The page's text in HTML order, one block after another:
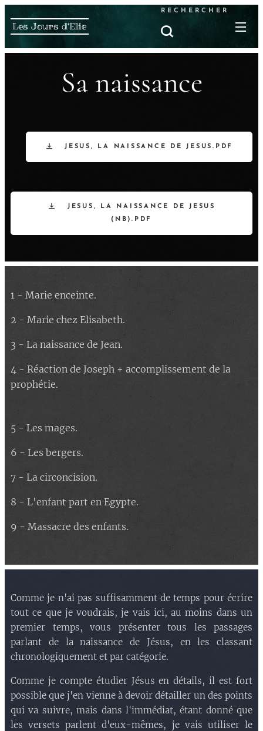
Les Jours d'Elie
RECHERCHER
Sa naissance
JESUS, LA NAISSANCE DE JESUS.PDF
JESUS, LA NAISSANCE DE JESUS
(NB).PDF
1 - Marie enceinte.
2 - Marie chez Elisabeth.
3 - La naissance de Jean.
4 - Réaction de Joseph + accomplissement de la
prophétie.
5 - Les mages.
6 - Les bergers.
7 - La circoncision.
8 - L'enfant part en Egypte.
9 - Massacre des enfants.
Comme je n'ai pas suffisamment de temps pour écrire
tout ce que je voudrais, je vais ici, au moins dans un
premier temps, vous présenter tous les passages
parlant de la naissance de Jésus, en les classant
chronologiquement et par catégorie.
Comme je compte étudier Jésus en détails, il est fort
possible que j'en vienne à devoir détailler un des points
qui va suivre, mais dans l'immédiat, étant donné que
les versets parlent d'eux-mêmes, je vais utiliser le